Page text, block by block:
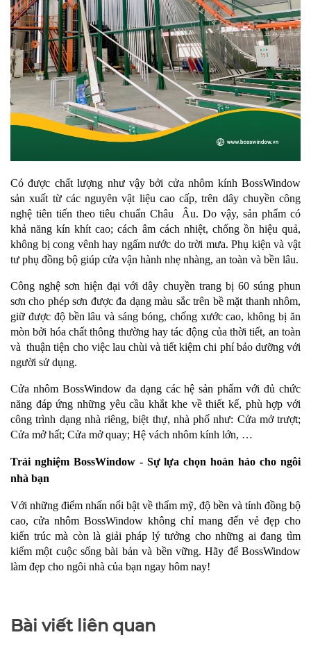
Có được chất lượng như vậy bởi cửa nhôm kính BossWindow
sản xuất từ các nguyên vật liệu cao cấp, trên dây chuyền công
nghệ tiên tiến theo tiêu chuẩn Châu Âu. Do vậy, sản phẩm có
khả năng kín khít cao; cách âm cách nhiệt, chống ồn hiệu quả,
không bị cong vênh hay ngấm nước do trời mưa. Phụ kiện và vật
tư phụ đồng bộ giúp cửa vận hành nhẹ nhàng, an toàn và bền lâu.
Công nghệ sơn hiện đại với dây chuyền trang bị 60 súng phun
sơn cho phép sơn được đa dạng màu sắc trên bề mặt thanh nhôm,
giữ được độ bền lâu và sáng bóng, chống xước cao, không bị ăn
mòn bởi hóa chất thông thường hay tác động của thời tiết, an toàn
và thuận tiện cho việc lau chùi và tiết kiệm chi phí bảo dưỡng với
người sử dụng.
Cửa nhôm BossWindow đa dạng các hệ sản phẩm với đủ chức
năng đáp ứng những yêu cầu khắt khe về thiết kế, phù hợp với
công trình dạng nhà riêng, biệt thự, nhà phố như: Cửa mở trượt;
Cửa mở hất; Cửa mở quay; Hệ vách nhôm kính lớn, …
Trải nghiệm BossWindow - Sự lựa chọn hoàn hảo cho ngôi
nhà bạn
Với những điểm nhấn nổi bật về thẩm mỹ, độ bền và tính đồng bộ
cao, cửa nhôm BossWindow không chỉ mang đến vẻ đẹp cho
kiến trúc mà còn là giải pháp lý tưởng cho những ai đang tìm
kiếm một cuộc sống bài bản và bền vững. Hãy để BossWindow
làm đẹp cho ngôi nhà của bạn ngay hôm nay!
Bài viết liên quan